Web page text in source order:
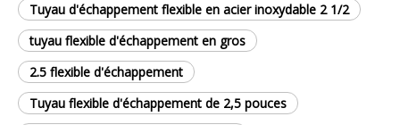
Tuyau d'échappement flexible en acier inoxydable 2 1/2
tuyau flexible d'échappement en gros
2.5 flexible d'échappement
Tuyau flexible d'échappement de 2,5 pouces